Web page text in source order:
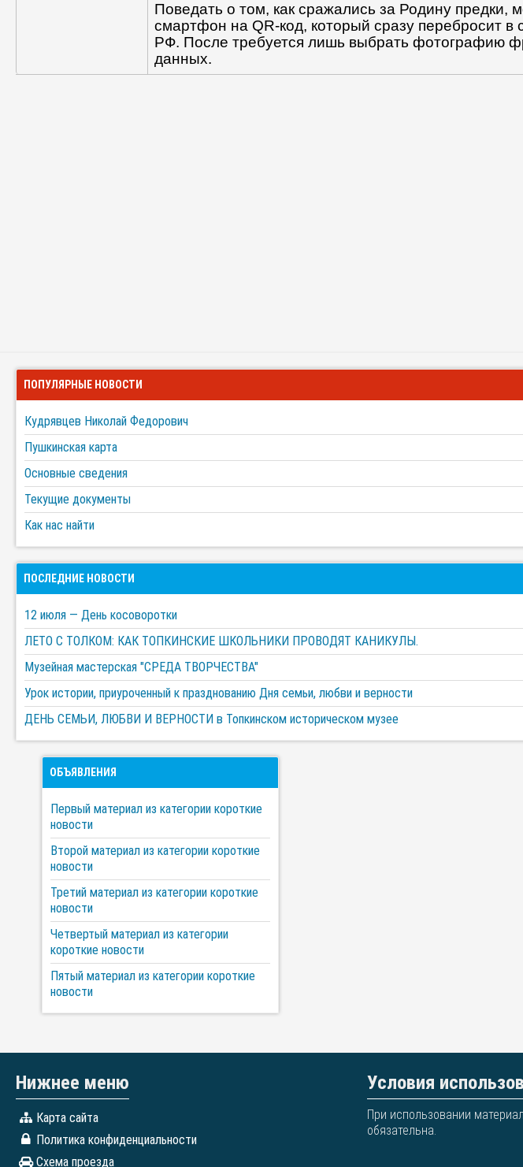
Поведать о том, как сражались за Родину предки,
смартфон на QR-код, который сразу перебросит
РФ. После требуется лишь выбрать фотографию
данных.
ПОПУЛЯРНЫЕ НОВОСТИ
Кудрявцев Николай Федорович
Пушкинская карта
Основные сведения
Текущие документы
Как нас найти
ПОСЛЕДНИЕ НОВОСТИ
12 июля — День косоворотки
ЛЕТО С ТОЛКОМ: КАК ТОПКИНСКИЕ ШКОЛЬНИКИ ПРОВОДЯТ КАНИКУЛЫ.
Музейная мастерская "СРЕДА ТВОРЧЕСТВА"
Урок истории, приуроченный к празднованию Дня семьи, любви и верности
ДЕНЬ СЕМЬИ, ЛЮБВИ И ВЕРНОСТИ в Топкинском историческом музее
ОБЪЯВЛЕНИЯ
Первый материал из категории короткие
новости
Второй материал из категории короткие
новости
Третий материал из категории короткие
новости
Четвертый материал из категории
короткие новости
Пятый материал из категории короткие
новости
Нижнее меню
Карта сайта
Политика конфиденциальности
Схема проезда
Условия
При использовании
обязательна.